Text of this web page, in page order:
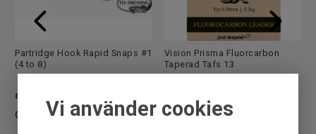
Vi använder cookies
Partridge Hook Rapid Snaps #1
(4 to 8)
69
Vision Prisma Fluorcarbon
Taperad Tafs 13